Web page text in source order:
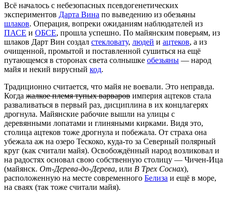
Всё началось с небезопасных псевдогенетических
экспериментов Дарта Вина по выведению из обезьяны
шлаков. Операция, вопреки ожиданиям наблюдателей из
ПАСЕ и ОБСЕ, прошла успешно. По майянским поверьям, из
шлаков Дарт Вин создал стекловату, людей и ацтеков, а из
очищенной, промытой и поставленной сушиться на ещё
путающемся в сторонах света солнышке обезьяны — народ
майя и некий вирусный код.
Традиционно считается, что майя не воевали. Это неправда.
Когда жалкое племя тупых варваров империя ацтеков стала
разваливаться в первый раз, дисциплина в их концлагерях
дрогнула. Майянские рабочие вышли на улицы с
деревянными лопатами и глиняными кирками. Видя это,
столица ацтеков тоже дрогнула и побежала. От страха она
убежала аж на озеро Тескоко, куда-то за Северный полярный
круг (как считали майя). Освобождённый народ возликовал и
на радостях основал свою собственную столицу — Чичен-Ица
(майянск. От-Дерева-до-Дерева, или В Трех Соснах),
расположенную на месте современного Белиза и ещё в море,
на сваях (так тоже считали майя).